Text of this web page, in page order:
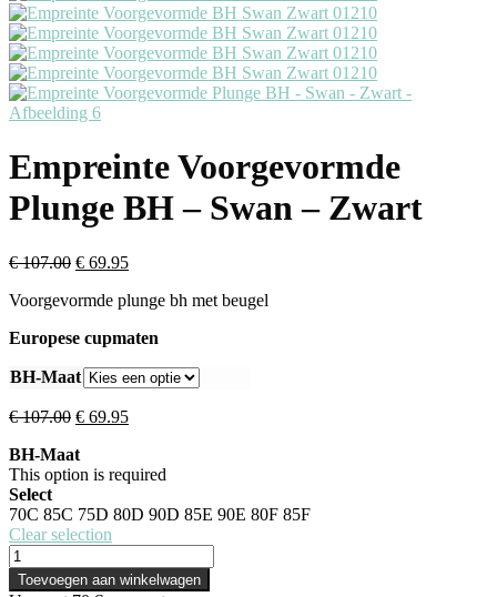
Empreinte Voorgevormde
Plunge BH – Swan – Zwart
€107.00 € 69.95
Voorgevormde plunge bh met beugel
Europese cupmaten
BH-Maat
€107.00 € 69.95
BH-Maat
This option is required
Select
70C 85C 75D 80D 90D 85E 90E 80F 85F
Clear selection
Toevoegen aan winkelwagen